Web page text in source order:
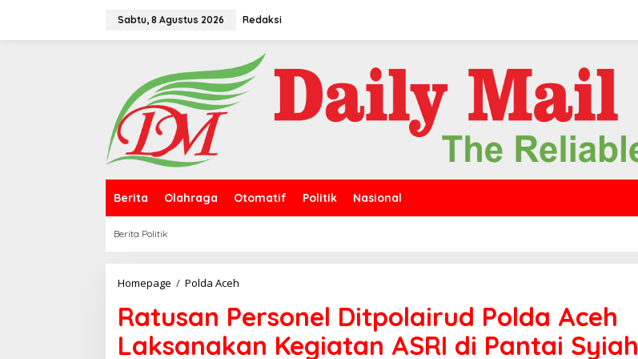
Sabtu, 8 Agustus 2026 Redaksi
Berita Olahraga Otomatif Politik Nasional
Berita Politik
Homepage / Polda Aceh
t
u
s
a
Ratusan Personel Ditpolairud Polda Aceh
Laksanakan Kegiatan ASRI di Pantai Syiah